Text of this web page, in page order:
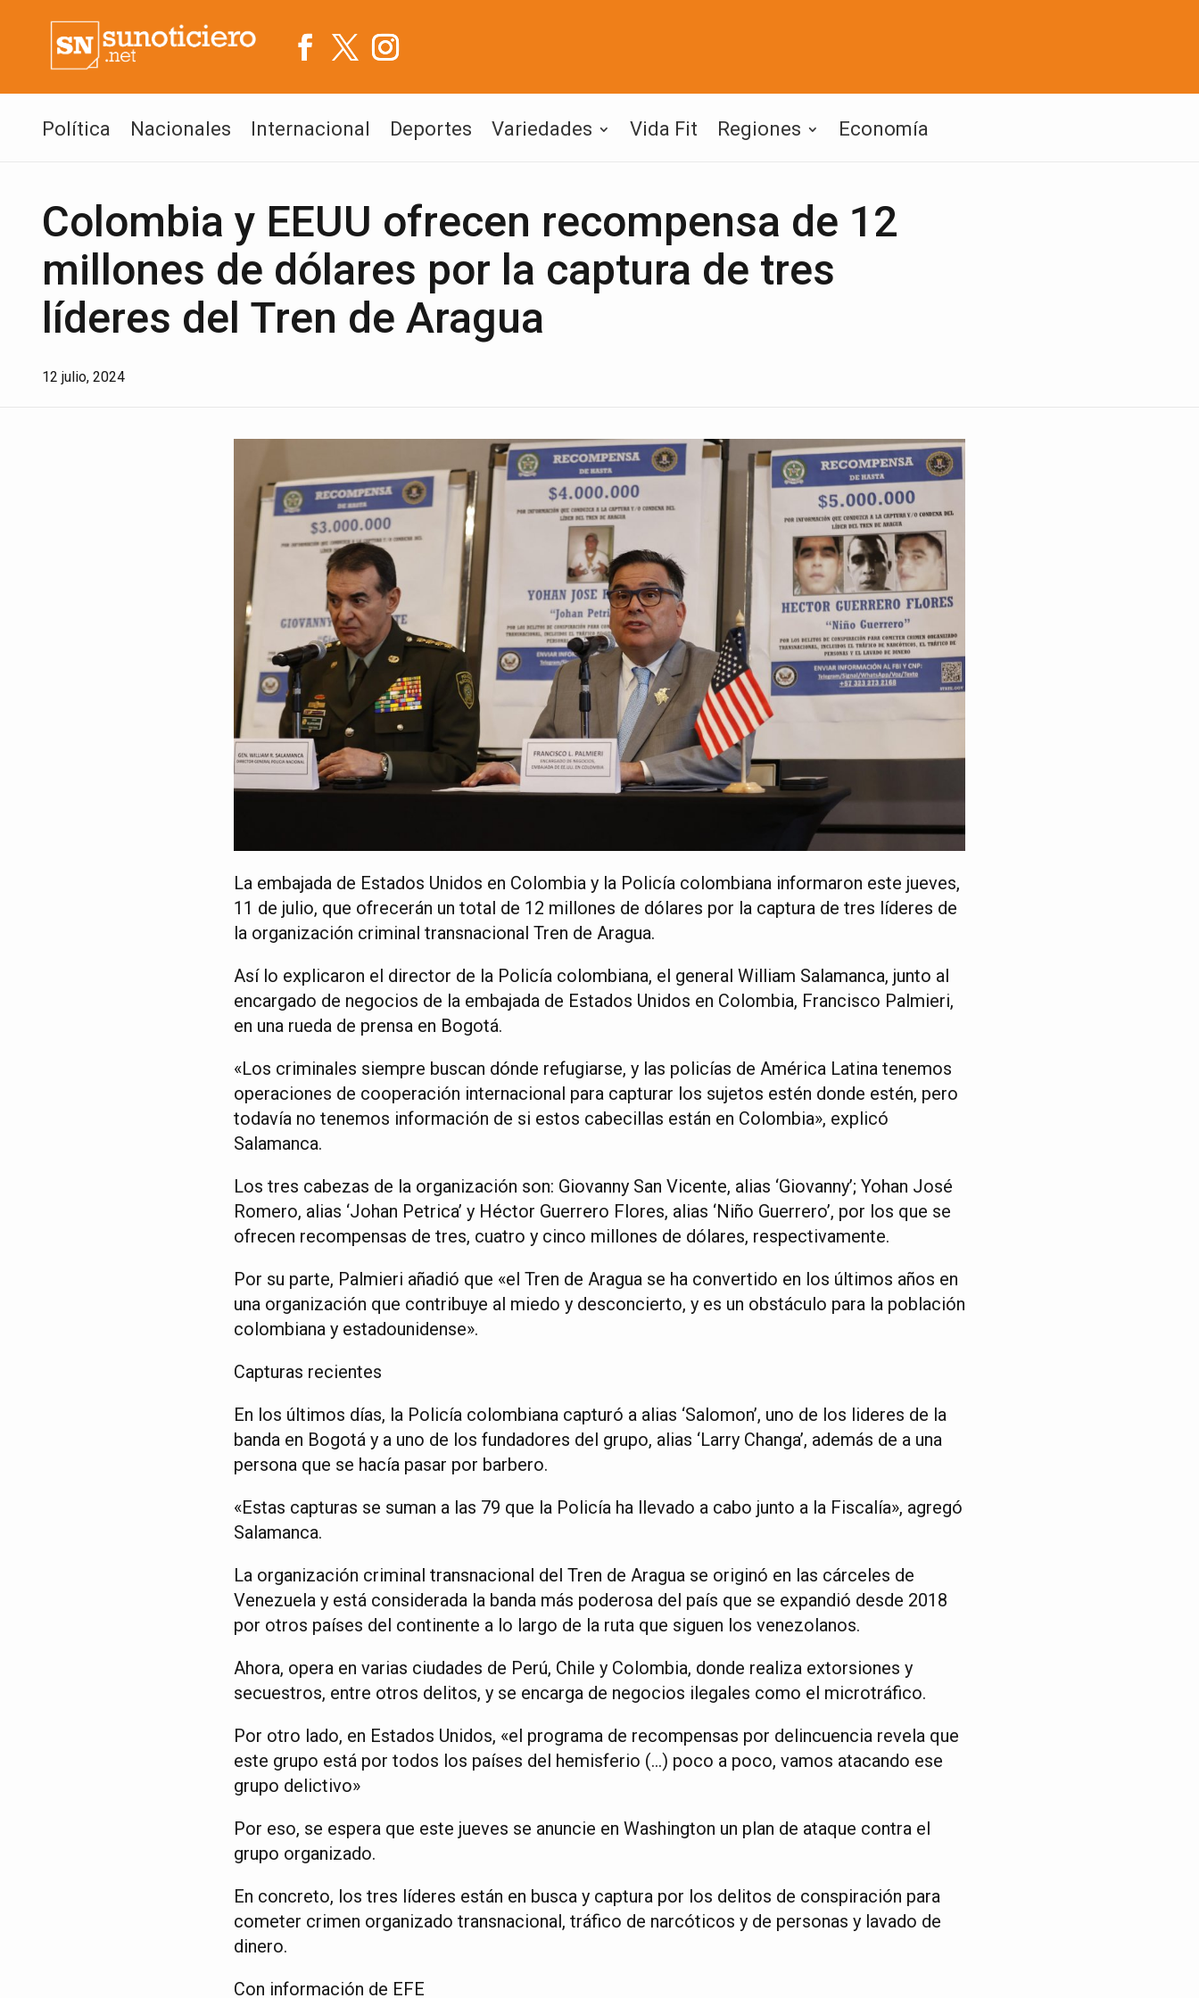
Política Nacionales Internacional Deportes Variedades Vida Fit Regiones Economía
Colombia y EEUU ofrecen recompensa de 12
millones de dólares por la captura de tres
líderes del Tren de Aragua
12 julio, 2024
La embajada de Estados Unidos en Colombia y la Policía colombiana informaron este jueves,
11 de julio, que ofrecerán un total de 12 millones de dólares por la captura de tres líderes de
la organización criminal transnacional Tren de Aragua.
Así lo explicaron el director de la Policía colombiana, el general William Salamanca, junto al
encargado de negocios de la embajada de Estados Unidos en Colombia, Francisco Palmieri,
en una rueda de prensa en Bogotá.
«Los criminales siempre buscan dónde refugiarse, y las policías de América Latina tenemos
operaciones de cooperación internacional para capturar los sujetos estén donde estén, pero
todavía no tenemos información de si estos cabecillas están en Colombia», explicó
Salamanca.
Los tres cabezas de la organización son: Giovanny San Vicente, alias ‘Giovanny’; Yohan José
Romero, alias ‘Johan Petrica’ y Héctor Guerrero Flores, alias ‘Niño Guerrero’, por los que se
ofrecen recompensas de tres, cuatro y cinco millones de dólares, respectivamente.
Por su parte, Palmieri añadió que «el Tren de Aragua se ha convertido en los últimos años en
una organización que contribuye al miedo y desconcierto, y es un obstáculo para la población
colombiana y estadounidense».
Capturas recientes
En los últimos días, la Policía colombiana capturó a alias ‘Salomon’, uno de los lideres de la
banda en Bogotá y a uno de los fundadores del grupo, alias ‘Larry Changa’, además de a una
persona que se hacía pasar por barbero.
«Estas capturas se suman a las 79 que la Policía ha llevado a cabo junto a la Fiscalía», agregó
Salamanca.
La organización criminal transnacional del Tren de Aragua se originó en las cárceles de
Venezuela y está considerada la banda más poderosa del país que se expandió desde 2018
por otros países del continente a lo largo de la ruta que siguen los venezolanos.
Ahora, opera en varias ciudades de Perú, Chile y Colombia, donde realiza extorsiones y
secuestros, entre otros delitos, y se encarga de negocios ilegales como el microtráfico.
Por otro lado, en Estados Unidos, «el programa de recompensas por delincuencia revela que
este grupo está por todos los países del hemisferio (…) poco a poco, vamos atacando ese
grupo delictivo»
Por eso, se espera que este jueves se anuncie en Washington un plan de ataque contra el
grupo organizado.
En concreto, los tres líderes están en busca y captura por los delitos de conspiración para
cometer crimen organizado transnacional, tráfico de narcóticos y de personas y lavado de
dinero.
Con información de EFE